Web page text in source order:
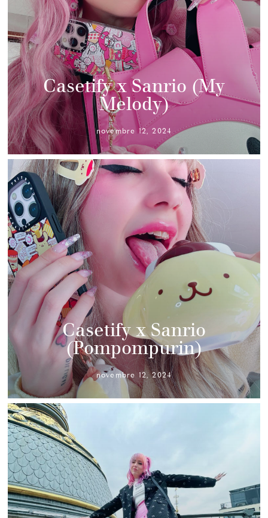
Casetify x Sanrio (My
Melody)
novembre 12, 2024
Casetify x Sanrio
(Pompompurin)
novembre 12, 2024